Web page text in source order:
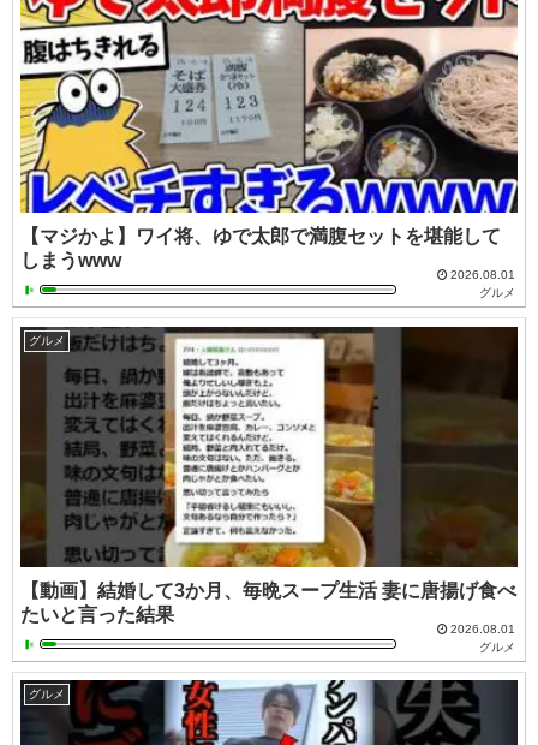
【マジかよ】ワイ将、ゆで太郎で満腹セットを堪能して
しまうwww
2026.08.01
グルメ
グルメ
【動画】結婚して3か月、毎晩スープ生活 妻に唐揚げ食べ
たいと言った結果
2026.08.01
グルメ
グルメ